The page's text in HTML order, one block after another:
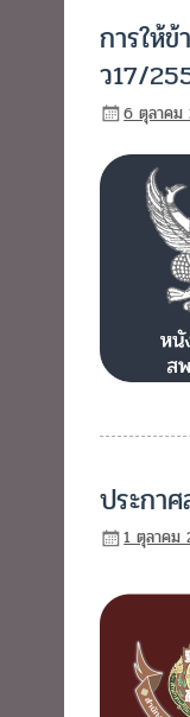
การให้
ว17/
6 ตุลาคม
ประกา
1 ตุลาคม